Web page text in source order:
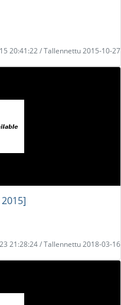
20:41:22 / Tallennettu 2015-10-27
21:28:24 / Tallennettu 2018-03-16